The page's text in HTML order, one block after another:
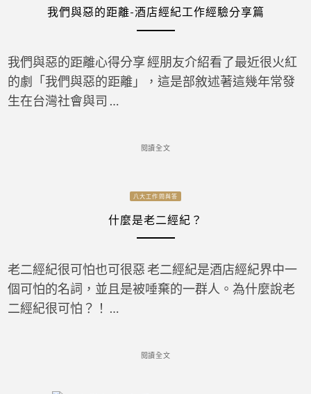
我們與惡的距離-酒店經紀工作經驗分享篇
我們與惡的距離心得分享 經朋友介紹看了最近很火紅
的劇「我們與惡的距離」，這是部敘述著這幾年常發
生在台灣社會與司 …
閱讀全文
八大工作問與答
什麼是老二經紀？
老二經紀很可怕也可很惡 老二經紀是酒店經紀界中一
個可怕的名詞，並且是被唾棄的一群人。為什麼說老
二經紀很可怕？！ …
閱讀全文